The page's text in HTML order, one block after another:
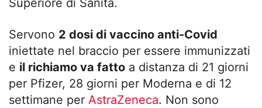
Servono 2 dosi di vaccino anti-Covid
iniettate nel braccio per essere immunizzati
e il richiamo va fatto a distanza di 21 giorni
per Pfizer, 28 giorni per Moderna e di 12
settimane per AstraZeneca. Non sono